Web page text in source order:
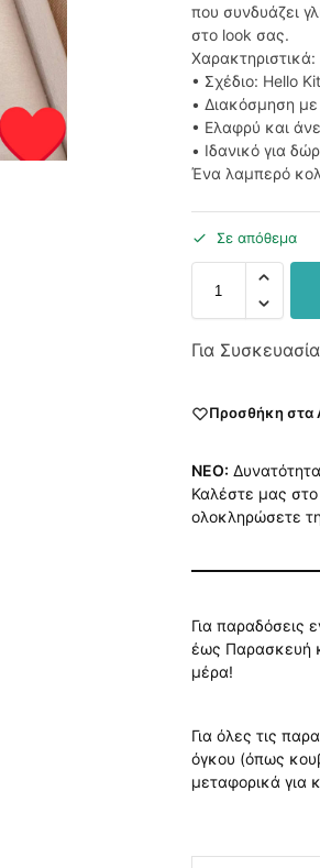
που συνδυάζει
στο look σας.
Χαρακτηριστικά:
• Σχέδιο: Hello
• Διακόσμηση
• Ελαφρύ και
• Ιδανικό για
Ένα λαμπερό
Σε απόθεμα
Για
Προσθήκη στα
NEO:
Καλέστε μας στο
ολοκληρώσετε
Για παραδόσεις
έως Παρασκευή
μέρα!
Για όλες τις
όγκου (όπως
μεταφορικά για